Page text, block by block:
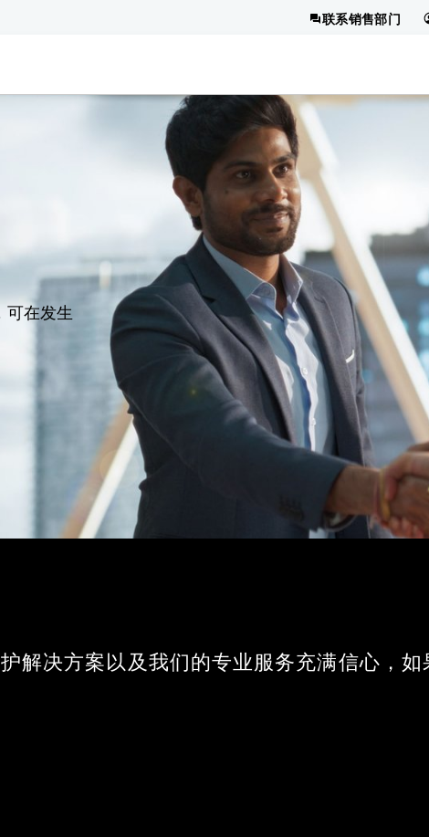
联系销售部门
可在发生
解决方案以及我们的专业服务充满信心，